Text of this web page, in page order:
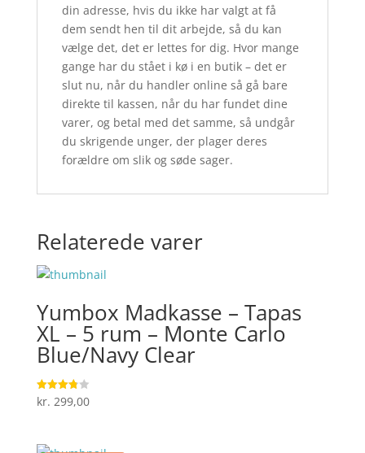
din adresse, hvis du ikke har valgt at få
dem sendt hen til dit arbejde, så du kan
vælge det, det er lettes for dig. Hvor mange
gange har du stået i kø i en butik – det er
slut nu, når du handler online så gå bare
direkte til kassen, når du har fundet dine
varer, og betal med det samme, så undgår
du skrigende unger, der plager deres
forældre om slik og søde sager.
Relaterede varer
Yumbox Madkasse – Tapas
XL – 5 rum – Monte Carlo
Blue/Navy Clear
Vurderet
3.8
kr. 299,00